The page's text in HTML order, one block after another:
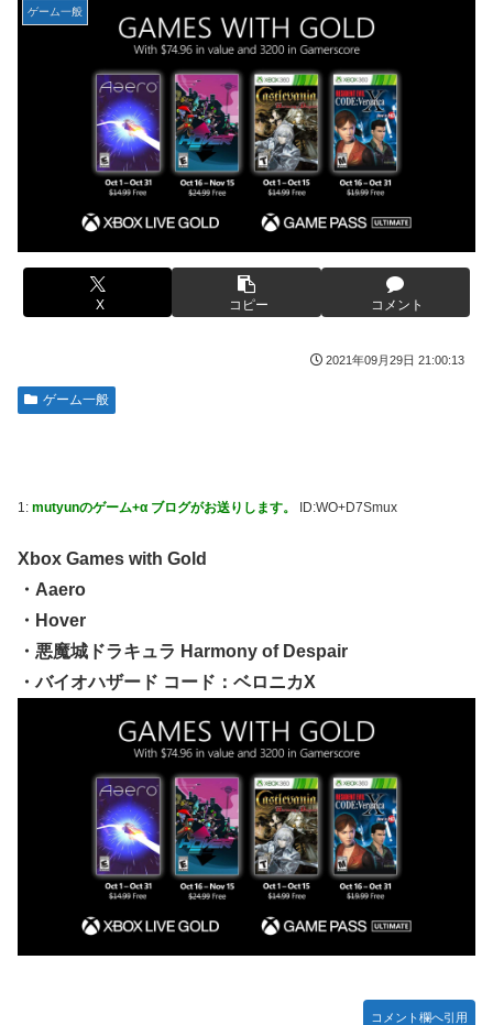
【緊急】爆美女「すみません。砲弾3つ持ってきました」警
察「！？」自衛隊「！？」→結果w w w w w w w w
【動画】名古屋栄で不良外人が警察官を突き飛ばす。逮捕し
ろやｗｗｗ
【勇者王ガオガイガー】PLAMATEA「獅子王凱」プラモデ
ル【明日予約開始】
無理やり家族旅行に付いてきて露天風呂でも大声で嫌味を言
う姑。爆発寸前の私が他の客の前で「一世一代の勇気」を振
り絞り決行した前代未聞の返り討ちがこちら←身体を張った
【ToLOVEる】ユニクリ「籾岡里紗 ダークネスver.」フィギ
ュア【再販予約開始】
【悲報】女「丸亀製麺美味しかったね」俺「また来ようよ」
たんだが俺悪くないよな？？？？？？？？
【衝撃画像】ババアがジジイにチェーンソー！？←一体何が
高市首相の衣装にケチを付けた元宝塚女優、速攻で過去の黒
歴史画像を発掘されてしまった結果……
【スト6】待望の全体バランス調整、バトル変更リスト
2026.08.03が公開
【速報】日本一ソフトウェア「定価9000円のゲームです。
買って下さい。」→結果・・・
【訃報】人気Vtuberの犬、19歳で死去
とんでもない「積みプラ」がテレビで放送されてしまう
【正論】X民「真の弱者男性は恋愛ゲームとかアニメ見てな
い。本当の闇を見せるね」←170000バズwwwwwww
【デレマス×仮面ライダー】 仮面ライダーバロンＰ第１話
【画像】X女子「ガチでこういう彼氏欲しくて息できん」
2000万バズ
【動画】クレヨンしんちゃんの例の動画、バズリすぎてネッ
トミームと化すｗｗｗｗ
【速報】ジャンポケ斎藤、求刑7年で逝く。実刑確実か
【速報】ゼレンスキー大統領「日本の支援は期待されたほど
の成果がない」WWWWWWWWWWW
【速報】"見せブラ"女神、現る♡♡♡♡
村が燃やされたみたいになった」←26万ｲｲﾈｗｗｗｗ
メディア「Switch2、499ドルでも安い800ドル超えるか
【動画】R2-D2の絶叫からしか得られない栄養があるｗｗｗ
ウクライナの次は日本とかいうやついるけどどういう理屈な
【悲報】熊本は猛暑と断水…その頃、茂木外相は中南米でニ
ッコリ動画公開
海外「世界で日本を死守するぞ！」 日本の消防署を訪れた
ちびっ子集団が世界をメロメロに
日産が社運をかけて発売するSUVｗｗｗｗｗｗｗ
【NBA】サンズのディロン・ブルックスが、チームと3年
73milで契約延長合意
エクスアリーナ松戸がディスクアップ2を撤去したらしくデ
ィスクアッパーさん達から落胆の声
結局おまえらが求める『RPGの理想の主人公』って一体どう
いうのなん？
ゲーム一般
X コピー コメント
2021年09月29日 21:00:13
ゲーム一般
1: mutyunのゲーム+α ブログがお送りします。 ID:WO+D7Smux
Xbox Games with Gold
・Aaero
・Hover
・悪魔城ドラキュラ Harmony of Despair
・バイオハザード コード：ベロニカX
コメント欄へ引用